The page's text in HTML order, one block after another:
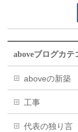
aboveブログカテ
aboveの新築
工事
代表の独り言